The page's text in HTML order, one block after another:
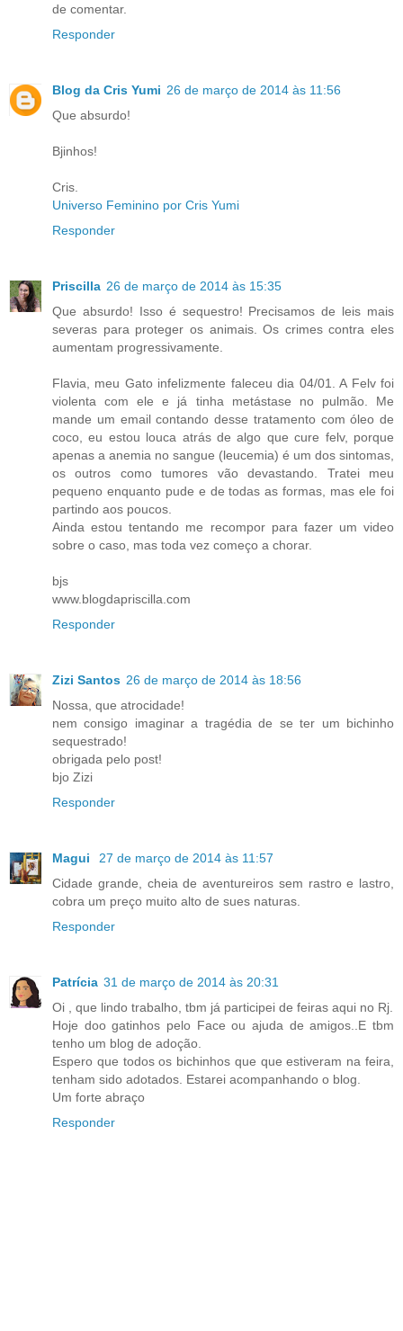
de comentar.
Responder
Blog da Cris Yumi 26 de março de 2014 às 11:56
Que absurdo!
Bjinhos!
Cris.
Universo Feminino por Cris Yumi
Responder
Priscilla 26 de março de 2014 às 15:35
Que absurdo! Isso é sequestro! Precisamos de leis mais
severas para proteger os animais. Os crimes contra eles
aumentam progressivamente.
Flavia, meu Gato infelizmente faleceu dia 04/01. A Felv foi
violenta com ele e já tinha metástase no pulmão. Me
mande um email contando desse tratamento com óleo de
coco, eu estou louca atrás de algo que cure felv, porque
apenas a anemia no sangue (leucemia) é um dos sintomas,
os outros como tumores vão devastando. Tratei meu
pequeno enquanto pude e de todas as formas, mas ele foi
partindo aos poucos.
Ainda estou tentando me recompor para fazer um video
sobre o caso, mas toda vez começo a chorar.
bjs
www.blogdapriscilla.com
Responder
Zizi Santos 26 de março de 2014 às 18:56
Nossa, que atrocidade!
nem consigo imaginar a tragédia de se ter um bichinho
sequestrado!
obrigada pelo post!
bjo Zizi
Responder
Magui
27 de março de 2014 às 11:57
Cidade grande, cheia de aventureiros sem rastro e lastro,
cobra um preço muito alto de sues naturas.
Responder
Patrícia 31 de março de 2014 às 20:31
Oi , que lindo trabalho, tbm já participei de feiras aqui no Rj.
Hoje doo gatinhos pelo Face ou ajuda de amigos..E tbm
tenho um blog de adoção.
Espero que todos os bichinhos que que estiveram na feira,
tenham sido adotados. Estarei acompanhando o blog.
Um forte abraço
Responder